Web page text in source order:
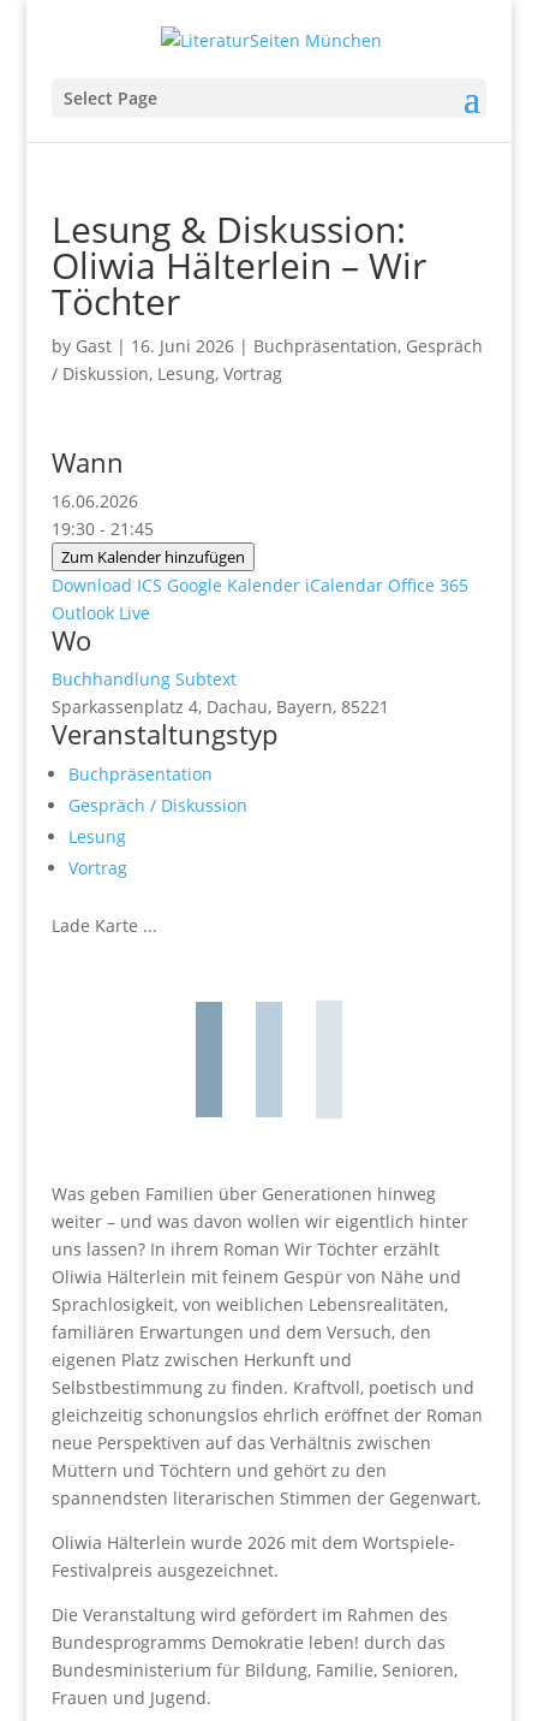
Select Page
Lesung & Diskussion:
Oliwia Hälterlein – Wir
Töchter
by Gast| 16. Juni 2026| Buchpräsentation, Gespräch
/ Diskussion, Lesung, Vortrag
Wann
16.06.2026
19:30 - 21:45
Zum Kalender hinzufügen
Download ICS Google Kalender iCalendar Office 365
Outlook Live
Wo
Buchhandlung Subtext
Sparkassenplatz 4, Dachau, Bayern, 85221
Veranstaltungstyp
Buchpräsentation
Gespräch / Diskussion
Lesung
Vortrag
Lade Karte ...
Was geben Familien über Generationen hinweg
weiter – und was davon wollen wir eigentlich hinter
uns lassen? In ihrem Roman Wir Töchter erzählt
Oliwia Hälterlein mit feinem Gespür von Nähe und
Sprachlosigkeit, von weiblichen Lebensrealitäten,
familiären Erwartungen und dem Versuch, den
eigenen Platz zwischen Herkunft und
Selbstbestimmung zu finden. Kraftvoll, poetisch und
gleichzeitig schonungslos ehrlich eröffnet der Roman
neue Perspektiven auf das Verhältnis zwischen
Müttern und Töchtern und gehört zu den
spannendsten literarischen Stimmen der Gegenwart.
Oliwia Hälterlein wurde 2026 mit dem Wortspiele-
Festivalpreis ausgezeichnet.
Die Veranstaltung wird gefördert im Rahmen des
Bundesprogramms Demokratie leben! durch das
Bundesministerium für Bildung, Familie, Senioren,
Frauen und Jugend.